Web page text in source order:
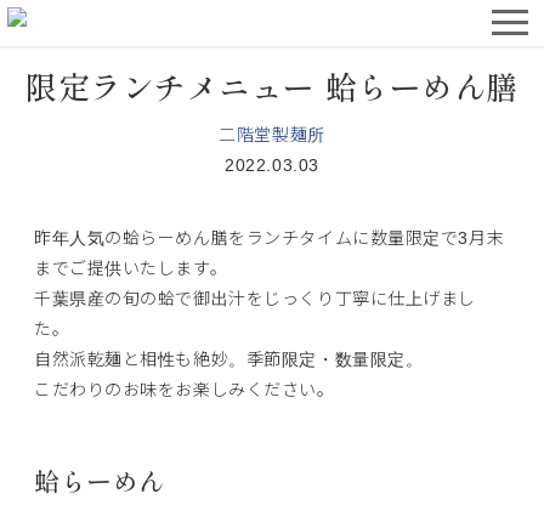
限定ランチメニュー 蛤らーめん膳
二階堂製麺所
2022.03.03
昨年人気の蛤らーめん膳をランチタイムに数量限定で3月末
までご提供いたします。
千葉県産の旬の蛤で御出汁をじっくり丁寧に仕上げまし
た。
自然派乾麺と相性も絶妙。季節限定・数量限定。
こだわりのお味をお楽しみください。
蛤らーめん